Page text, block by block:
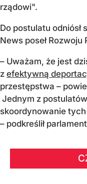
rządowi".
Do postulatu odniósł
News poseł Rozwoju
– Uważam, że jest
z efektywną
przestępstwa –
Jednym z
skoordynowanie
– podkreślił